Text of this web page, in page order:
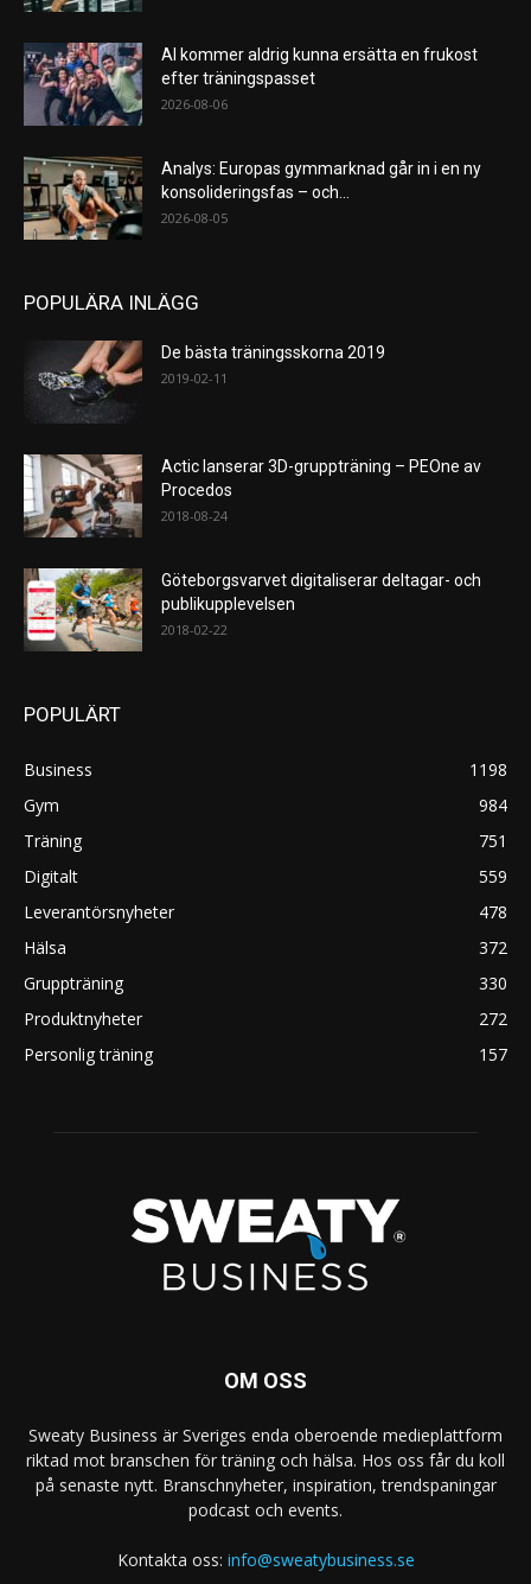
AI kommer aldrig kunna ersätta en frukost
efter träningspasset
2026-08-06
Analys: Europas gymmarknad går in i en ny
konsolideringsfas – och...
2026-08-05
POPULÄRA INLÄGG
De bästa träningsskorna 2019
2019-02-11
Actic lanserar 3D-gruppträning – PEOne av
Procedos
2018-08-24
Göteborgsvarvet digitaliserar deltagar- och
publikupplevelsen
2018-02-22
POPULÄRT
Business
1198
Gym
984
Träning
751
Digitalt
559
Leverantörsnyheter
478
Hälsa
372
Gruppträning
330
Produktnyheter
272
Personlig träning
157
OM OSS
Sweaty Business är Sveriges enda oberoende medieplattform
riktad mot branschen för träning och hälsa. Hos oss får du koll
på senaste nytt. Branschnyheter, inspiration, trendspaningar
podcast och events.
Kontakta oss: info@sweatybusiness.se